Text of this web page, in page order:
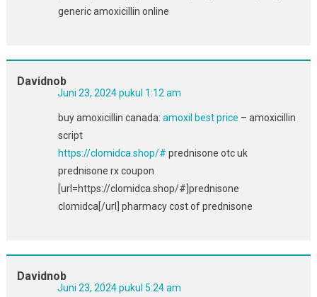
generic amoxicillin online
Davidnob
Juni 23, 2024 pukul 1:12 am
buy amoxicillin canada: amoxil best price – amoxicillin
script
https://clomidca.shop/# prednisone otc uk
prednisone rx coupon
[url=https://clomidca.shop/#]prednisone
clomidca[/url] pharmacy cost of prednisone
Davidnob
Juni 23, 2024 pukul 5:24 am